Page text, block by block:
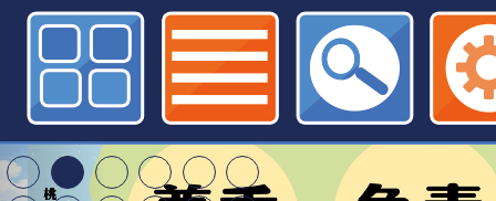
國立臺中教育大學辦理112年5月
教育師資修習原住民族文化及多元
實體研習場次報名資訊，請踴躍報
小全球資訊網